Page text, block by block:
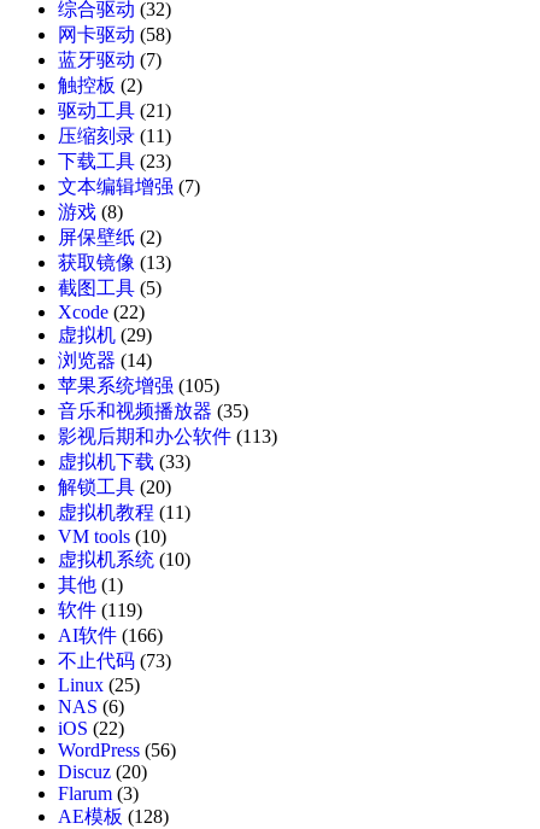
综合驱动 (32)
网卡驱动 (58)
蓝牙驱动 (7)
触控板 (2)
驱动工具 (21)
压缩刻录 (11)
下载工具 (23)
文本编辑增强 (7)
游戏 (8)
屏保壁纸 (2)
获取镜像 (13)
截图工具 (5)
Xcode (22)
虚拟机 (29)
浏览器 (14)
苹果系统增强 (105)
音乐和视频播放器 (35)
影视后期和办公软件 (113)
虚拟机下载 (33)
解锁工具 (20)
虚拟机教程 (11)
VM tools (10)
虚拟机系统 (10)
其他 (1)
软件 (119)
AI软件 (166)
不止代码 (73)
Linux (25)
NAS (6)
iOS (22)
WordPress (56)
Discuz (20)
Flarum (3)
AE模板 (128)